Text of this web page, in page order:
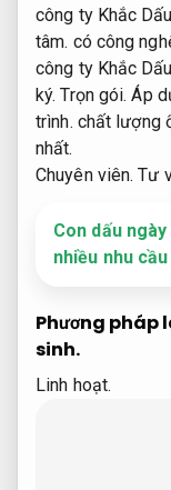
công ty Khắc
tâm. có công
công ty Khắc
ký.Trọn gói. Áp
trình. chất lượng
nhất.
Chuyên viên. Tư
Con dấu
nhiều nhu cầu
Phương pháp
sinh.
Linh hoạt.